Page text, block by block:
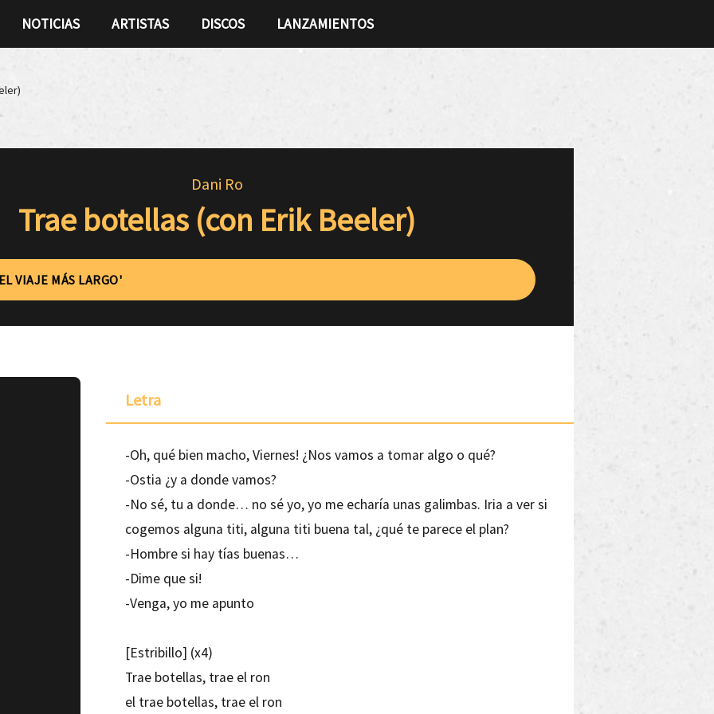
NOTICIAS ARTISTAS DISCOS LANZAMIENTOS
Dani Ro
Trae botellas (con Erik Beeler)
VIAJE MÁS LARGO'
Letra
-Oh, qué bien macho, Viernes! ¿Nos vamos a tomar algo o qué?
-Ostia ¿y a donde vamos?
-No sé, tu a donde… no sé yo, yo me echaría unas galimbas. Iria a ver si
cogemos alguna titi, alguna titi buena tal, ¿qué te parece el plan?
-Hombre si hay tías buenas…
-Dime que si!
-Venga, yo me apunto
[Estribillo] (x4)
Trae botellas, trae el ron
el trae botellas, trae el ron